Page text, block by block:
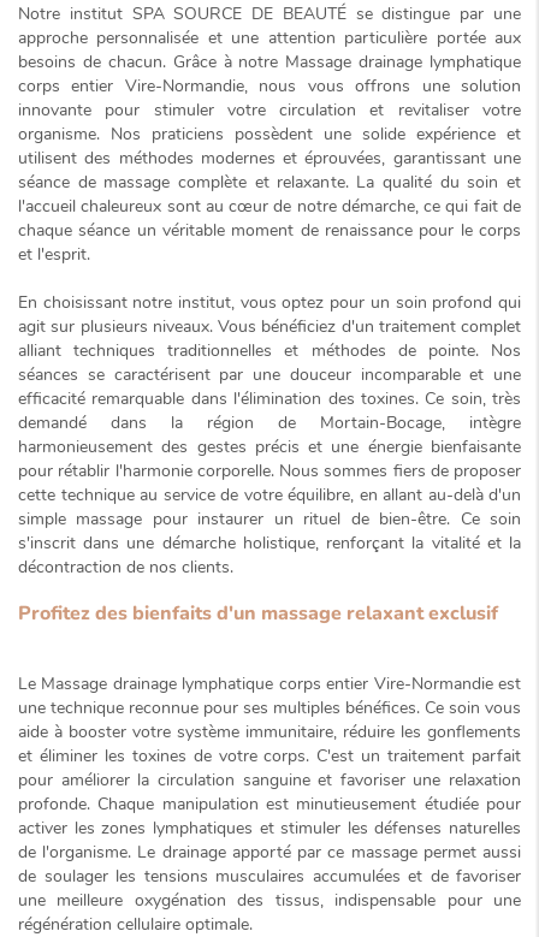
Notre institut SPA SOURCE DE BEAUTÉ se distingue par une
approche personnalisée et une attention particulière portée aux
besoins de chacun. Grâce à notre Massage drainage lymphatique
corps entier Vire-Normandie, nous vous offrons une solution
innovante pour stimuler votre circulation et revitaliser votre
organisme. Nos praticiens possèdent une solide expérience et
utilisent des méthodes modernes et éprouvées, garantissant une
séance de massage complète et relaxante. La qualité du soin et
l'accueil chaleureux sont au cœur de notre démarche, ce qui fait de
chaque séance un véritable moment de renaissance pour le corps
et l'esprit.
En choisissant notre institut, vous optez pour un soin profond qui
agit sur plusieurs niveaux. Vous bénéficiez d'un traitement complet
alliant techniques traditionnelles et méthodes de pointe. Nos
séances se caractérisent par une douceur incomparable et une
efficacité remarquable dans l'élimination des toxines. Ce soin, très
demandé dans la région de Mortain-Bocage, intègre
harmonieusement des gestes précis et une énergie bienfaisante
pour rétablir l'harmonie corporelle. Nous sommes fiers de proposer
cette technique au service de votre équilibre, en allant au-delà d'un
simple massage pour instaurer un rituel de bien-être. Ce soin
s'inscrit dans une démarche holistique, renforçant la vitalité et la
décontraction de nos clients.
Profitez des bienfaits d'un massage relaxant exclusif
Le Massage drainage lymphatique corps entier Vire-Normandieest
une technique reconnue pour ses multiples bénéfices. Ce soin vous
aide à booster votre système immunitaire, réduire les gonflements
et éliminer les toxines de votre corps. C'est un traitement parfait
pour améliorer la circulation sanguine et favoriser une relaxation
profonde. Chaque manipulation est minutieusement étudiée pour
activer les zones lymphatiques et stimuler les défenses naturelles
de l'organisme. Le drainage apporté par ce massage permet aussi
de soulager les tensions musculaires accumulées et de favoriser
une meilleure oxygénation des tissus, indispensable pour une
régénération cellulaire optimale.